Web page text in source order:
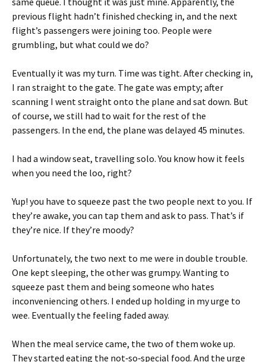
previous flight hadn’t finished checking in, and the next
flight’s passengers were joining too. People were
grumbling, but what could we do?
Eventually it was my turn. Time was tight. After checking in,
I ran straight to the gate. The gate was empty; after
scanning I went straight onto the plane and sat down. But
of course, we still had to wait for the rest of the
passengers. In the end, the plane was delayed 45 minutes.
I had a window seat, travelling solo. You know how it feels
when you need the loo, right?
Yup! you have to squeeze past the two people next to you. If
they’re awake, you can tap them and ask to pass. That’s if
they’re nice. If they’re moody?
Unfortunately, the two next to me were in double trouble.
One kept sleeping, the other was grumpy. Wanting to
squeeze past them and being someone who hates
inconveniencing others. I ended up holding in my urge to
wee. Eventually the feeling faded away.
When the meal service came, the two of them woke up.
They started eating the not‑so‑special food. And the urge